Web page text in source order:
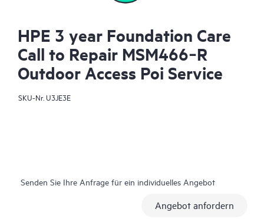
HPE 3 year Foundation Care
Call to Repair MSM466‑R
Outdoor Access Poi Service
SKU-Nr. U3JE3E
Senden Sie Ihre Anfrage für ein individuelles Angebot
Angebot anfordern